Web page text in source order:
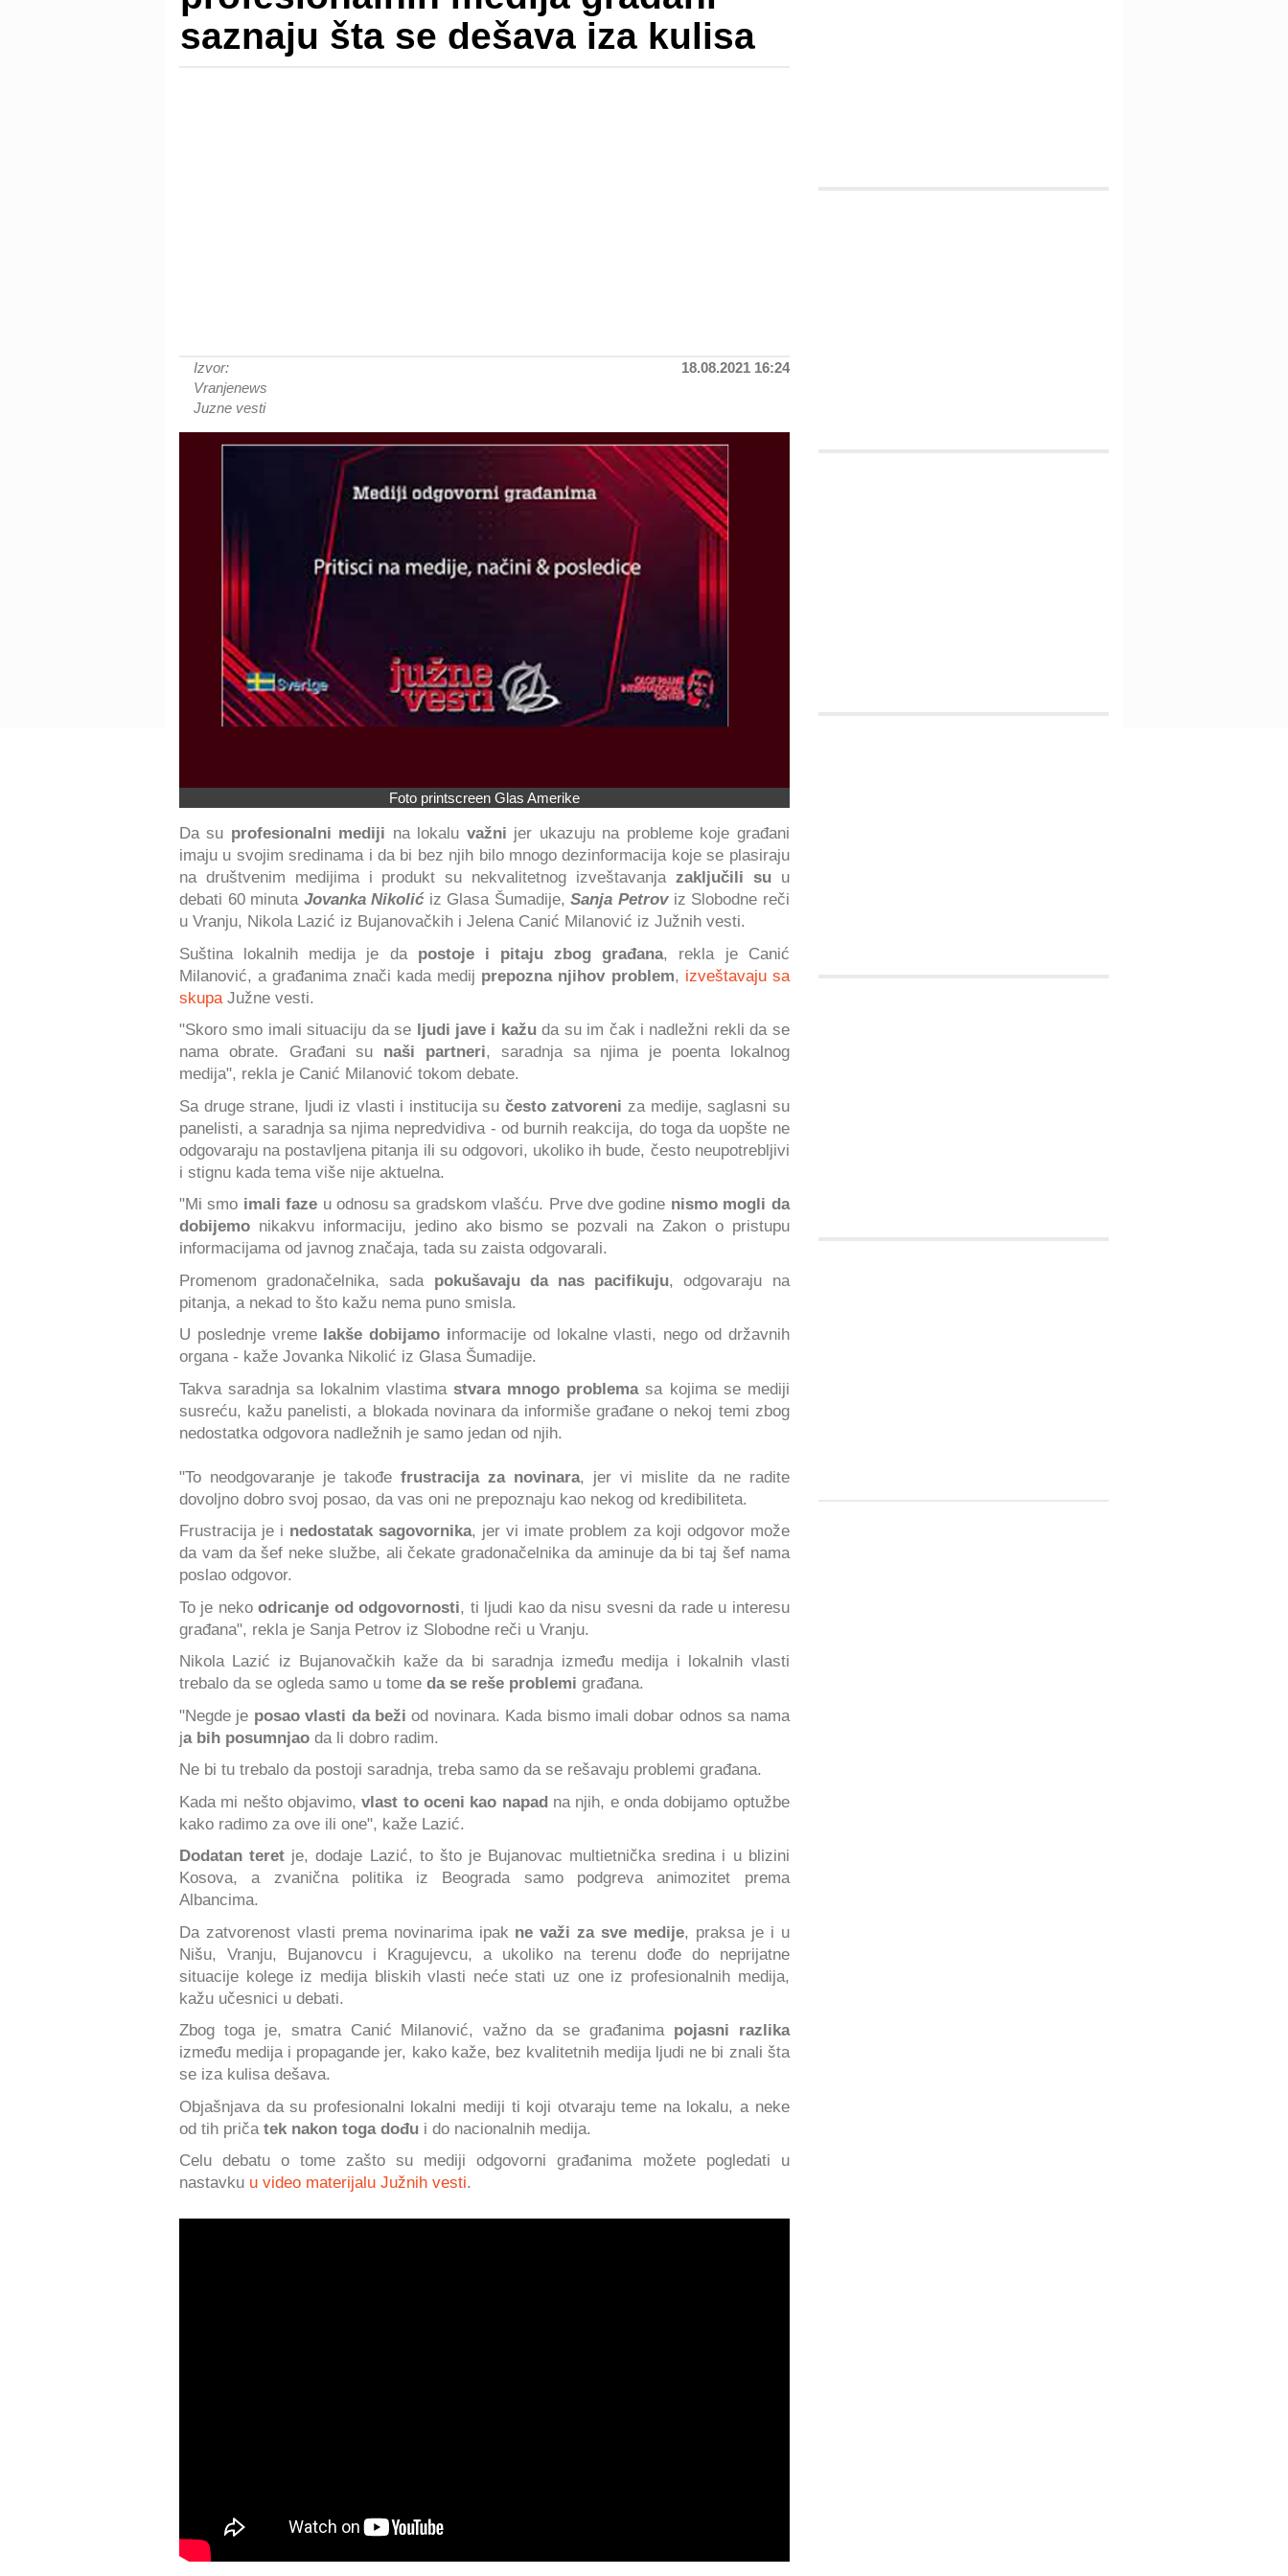
saznaju šta se dešava iza kulisa
Izvor:
Vranjenews
Juzne vesti
18.08.2021 16:24
Foto printscreen Glas Amerike
Da su profesionalni mediji na lokalu važni jer ukazuju na probleme koje građani
imaju u svojim sredinama i da bi bez njih bilo mnogo dezinformacija koje se plasiraju
na društvenim medijima i produkt su nekvalitetnog izveštavanja zaključili suu
debati 60 minuta Jovanka Nikolić iz Glasa Šumadije,Sanja Petroviz Slobodne reči
u Vranju, Nikola Lazić iz Bujanovačkih i Jelena Canić Milanović iz Južnih vesti.
Suština lokalnih medija je da postoje i pitaju zbog građana, rekla je Canić
Milanović, a građanima znači kada medij prepozna njihov problem, izveštavaju sa
skupa Južne vesti.
"Skoro smo imali situaciju da se ljudi jave i kažuda su im čak i nadležni rekli da se
nama obrate. Građani su naši partneri, saradnja sa njima je poenta lokalnog
medija", rekla je Canić Milanović tokom debate.
Sa druge strane, ljudi iz vlasti i institucija su često zatvoreni za medije, saglasni su
panelisti, a saradnja sa njima nepredvidiva - od burnih reakcija, do toga da uopšte ne
odgovaraju na postavljena pitanja ili su odgovori, ukoliko ih bude, često neupotrebljivi
i stignu kada tema više nije aktuelna.
"Mi smo imali faze u odnosu sa gradskom vlašću. Prve dve godine nismo mogli da
dobijemo nikakvu informaciju, jedino ako bismo se pozvali na Zakon o pristupu
informacijama od javnog značaja, tada su zaista odgovarali.
Promenom gradonačelnika, sada pokušavaju da nas pacifikuju, odgovaraju na
pitanja, a nekad to što kažu nema puno smisla.
U poslednje vreme
lakše dobijamo informacije od lokalne vlasti, nego od državnih
organa - kaže Jovanka Nikolić iz Glasa Šumadije.
Takva saradnja sa lokalnim vlastimastvara mnogo problemasa kojima se mediji
susreću, kažu panelisti, a blokada novinara da informiše građane o nekoj temi zbog
nedostatka odgovora nadležnih je samo jedan od njih.
"To neodgovaranje je takođefrustracija za novinara, jer vi mislite da ne radite
dovoljno dobro svoj posao, da vas oni ne prepoznaju kao nekog od kredibiliteta.
Frustracija je i nedostatak sagovornika, jer vi imate problem za koji odgovor može
da vam da šef neke službe, ali čekate gradonačelnika da aminuje da bi taj šef nama
poslao odgovor.
To je nekoodricanje od odgovornosti, ti ljudi kao da nisu svesni da rade u interesu
građana", rekla je Sanja Petrov iz Slobodne reči u Vranju.
Nikola Lazić iz Bujanovačkih kaže da bi saradnja između medija i lokalnih vlasti
trebalo da se ogleda samo u tome da se reše problemi građana.
"Negde je posao vlasti da beži od novinara. Kada bismo imali dobar odnos sa nama
ja bih posumnjao da li dobro radim.
Ne bi tu trebalo da postoji saradnja, treba samo da se rešavaju problemi građana.
Kada mi nešto objavimo,vlast to oceni kao napadna njih, e onda dobijamo optužbe
kako radimo za ove ili one", kaže Lazić.
Dodatan teret je, dodaje Lazić, to što je Bujanovac multietnička sredina i u blizini
Kosova, a zvanična politika iz Beograda samo podgreva animozitet prema
Albancima.
Da zatvorenost vlasti prema novinarima ipak ne važi za sve medije, praksa je i u
Nišu, Vranju, Bujanovcu i Kragujevcu, a ukoliko na terenu dođe do neprijatne
situacije kolege iz medija bliskih vlasti neće stati uz one iz profesionalnih medija,
kažu učesnici u debati.
Zbog toga je, smatra Canić Milanović, važno da se građanimapojasni razlika
između medija i propagande jer, kako kaže, bez kvalitetnih medija ljudi ne bi znali šta
se iza kulisa dešava.
Objašnjava da su profesionalni lokalni mediji ti koji otvaraju teme na lokalu, a neke
od tih priča tek nakon toga dođu i do nacionalnih medija.
Celu debatu o tome zašto su mediji odgovorni građanima možete pogledati u
nastavku u video materijalu Južnih vesti.